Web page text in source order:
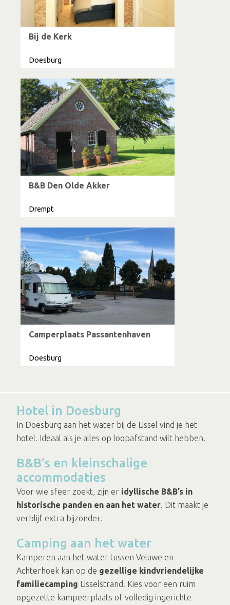
Bij de Kerk
Doesburg
B&B Den Olde Akker
Drempt
Camperplaats Passantenhaven
Doesburg
Hotel in Doesburg
In Doesburg aan het water bij de IJssel vind je het
hotel. Ideaal als je alles op loopafstand wilt hebben.
B&B’s en kleinschalige
accommodaties
Voor wie sfeer zoekt, zijn er idyllische B&B’s in
historische panden en aan het water. Dit maakt je
verblijf extra bijzonder.
Camping aan het water
Kamperen aan het water tussen Veluwe en
Achterhoek kan op de gezellige kindvriendelijke
familiecamping IJsselstrand. Kies voor een ruim
opgezette kampeerplaats of volledig ingerichte